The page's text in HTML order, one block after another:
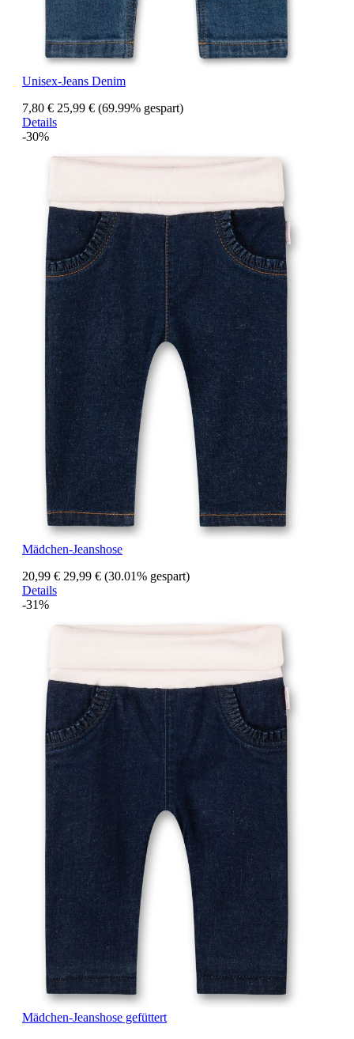
Unisex-Jeans Denim
7,80 € 25,99 € (69.99% gespart)
Details
-30%
Mädchen-Jeanshose
20,99 € 29,99 € (30.01% gespart)
Details
-31%
Mädchen-Jeanshose gefüttert